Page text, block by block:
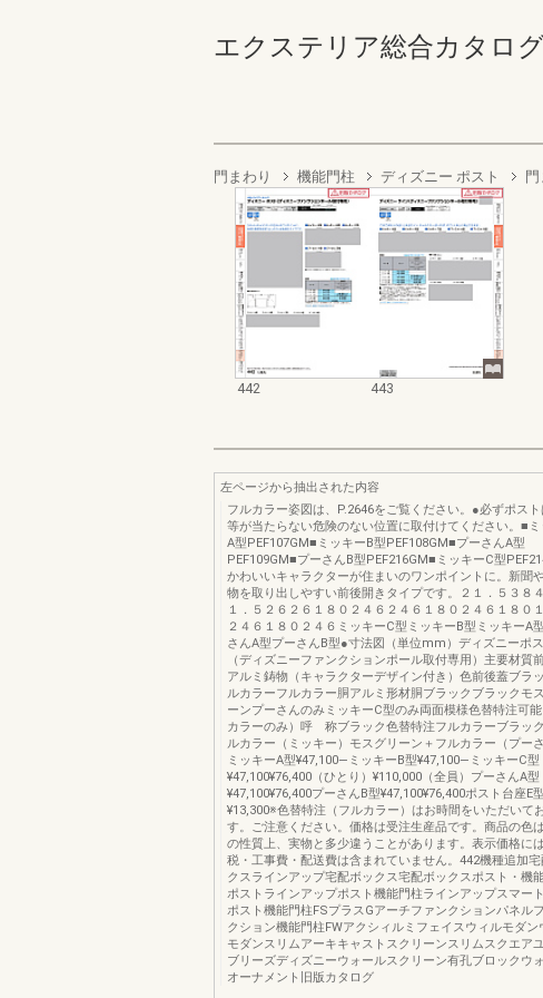
エクステリア総合カタロ
門まわり 機能門柱 ディズニー ポスト
442 443
左ページから抽出された内容
フルカラー姿図は、P.2646をご覧ください。●必ずポス
等が当たらない危険のない位置に取付けてください。■ミ
A型PEF107GM■ミッキーB型PEF108GM■プーさんA型
PEF109GM■プーさんB型PEF216GM■ミッキーC型
かわいいキャラクターが住まいのワンポイントに。新聞
物を取り出しやすい前後開きタイプです。２１．５３８
１．５２６２６１８０２４６２４６１８０２４６１８０
２４６１８０２４６ミッキーC型ミッキーB型ミッキーA
さんA型プーさんB型●寸法図（単位mm）ディズニーポス
（ディズニーファンクションポール取付専用）主要材質
アルミ鋳物（キャラクターデザイン付き）色前後蓋ブラ
ルカラーフルカラー胴アルミ形材胴ブラックブラックモ
ーンプーさんのみミッキーC型のみ両面模様色替特注可
カラーのみ）呼 称ブラック色替特注フルカラーブラッ
ルカラー（ミッキー）モスグリーン＋フルカラー（プーさ
ミッキーA型¥47,100―ミッキーB型¥47,100―ミッキーC型
¥47,100¥76,400（ひとり）¥110,000（全員）プーさんA型
¥47,100¥76,400プーさんB型¥47,100¥76,400ポスト台座E型
¥13,300※色替特注（フルカラー）はお時間をいただいて
す。ご注意ください。価格は受注生産品です。商品の色
の性質上、実物と多少違うことがあります。表示価格に
税・工事費・配送費は含まれていません。442機種追加宅
クスラインアップ宅配ボックス宅配ボックスポスト・機
ポストラインアップポスト機能門柱ラインアップスマー
ポスト機能門柱FSプラスGアーチファンクションパネル
クション機能門柱FWアクシィルミフェイスウィルモダン
モダンスリムアーキキャストスクリーンスリムスクエア
ブリーズディズニーウォールスクリーン有孔ブロックウ
オーナメント旧版カタログ